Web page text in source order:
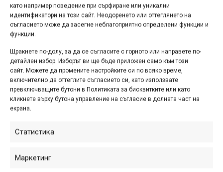
като например поведение при сърфиране или уникални
идентификатори на този сайт. Неодоренето или оттеглянето на
съгласието може да засегне неблагоприятно определени функции и
функции.
Щракнете по-долу, за да се съгласите с горното или направете по-
детайлен избор. Изборът ви ще бъде приложен само към този
сайт. Можете да промените настройките си по всяко време,
включително да оттеглите съгласието си, като използвате
превключващите бутони в Политиката за бисквитките или като
кликнете върху бутона управление на съгласие в долната част на
екрана.
Статистика
Маркетинг
Екипът на Borovets Mountain Bike Park обещава всички
трасета в парка да бъдат идеално подготвени за каране
„като за последно”. По тях ще бъдат и фотографите на
парка, които ще запечатат голяма част от уикенда, а най
добрите и интересни снимки ще бъдат публикувани на
„Ситняково Експрес“ ще работи от четвъртък, 22-ри